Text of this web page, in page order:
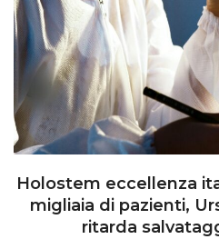
Holostem eccellenza
migliaia di pazienti,
ritarda